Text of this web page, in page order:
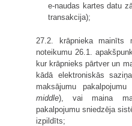
e-naudas kartes datu
transakcija);
27.2. krāpnieka mainīts
noteikumu 26.1.
kur krāpnieks pārtver un
kādā elektroniskās
maksājumu
middle), vai maina
pakalpojumu sniedzēja
izpildīts;